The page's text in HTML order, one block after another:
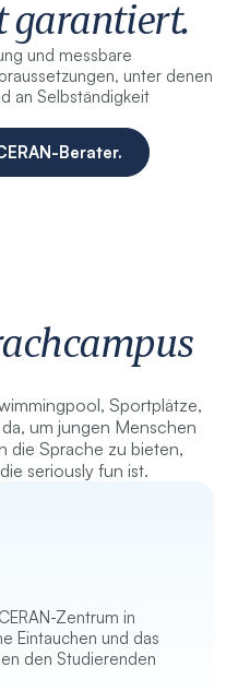
garantiert.
und messbare
unter denen
an Selbständigkeit
Berater.
Sportplätze,
um jungen Menschen
die Sprache zu bieten,
seriously fun ist.
Zentrum in
Eintauchen und das
den Studierenden